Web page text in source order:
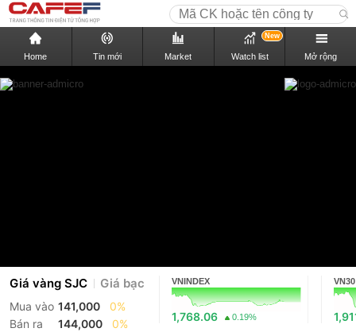
Home Tin mới Market Watch list
New
Mở rộng
Giá vàng SJC Giá bạc
Mua vào 141,000
0%
Bán ra
144,000 0%
VNINDEX
1,768.06 0.19%
VN30